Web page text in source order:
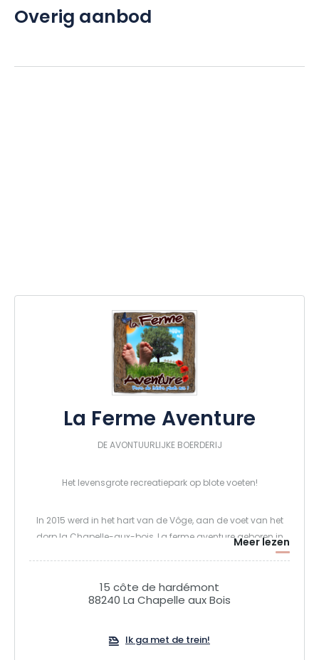
Overig aanbod
La Ferme Aventure
DE AVONTUURLIJKE BOERDERIJ
Het levensgrote recreatiepark op blote voeten!
In 2015 werd in het hart van de Vôge, aan de voet van het
dorp la Chapelle-aux-bois, La ferme aventure geboren in
bos, is erkend als het belangrijkste blotevoetenpark van
Frankrijk en de bakermat van de ongebruikelijke nachtelijke
bezoekers getrokken. Dit nieuwe seizoen zal zowel speels als
Meer lezen
15 côte de hardémont
88240 La Chapelle aux Bois
Ik ga met de trein!